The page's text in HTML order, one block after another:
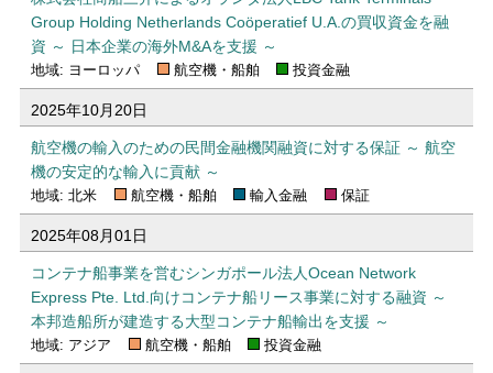
Group Holding Netherlands Coöperatief U.A.の買収資金を融
資 ～ 日本企業の海外M&Aを支援 ～
地域: ヨーロッパ 航空機・船舶 投資金融
2025年10月20日
航空機の輸入のための民間金融機関融資に対する保証 ～ 航空
機の安定的な輸入に貢献 ～
地域: 北米 航空機・船舶 輸入金融 保証
2025年08月01日
コンテナ船事業を営むシンガポール法人Ocean Network
Express Pte. Ltd.向けコンテナ船リース事業に対する融資 ～
本邦造船所が建造する大型コンテナ船輸出を支援 ～
地域: アジア 航空機・船舶 投資金融